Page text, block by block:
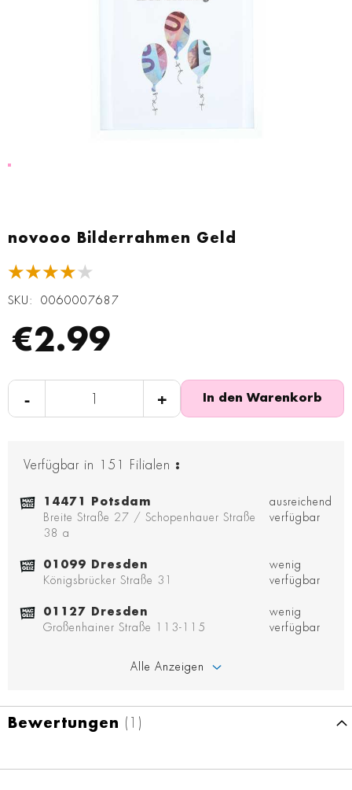
novooo Bilderrahmen Geld
★★★★★
SKU 0060007687
€2.99
- + In den Warenkorb
Verfügbar in 151 Filialen :
14471 Potsdam
Breite Straße 27 / Schopenhauer Straße
38 a
ausreichend
verfügbar
01099 Dresden
Königsbrücker Straße 31
wenig
verfügbar
01127 Dresden
Großenhainer Straße 113-115
wenig
verfügbar
Alle Anzeigen
Anfang
Bildgalerie
Bewertungen